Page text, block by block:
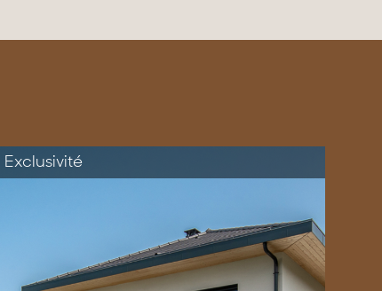
Exclusivité